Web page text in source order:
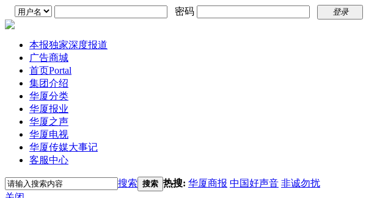
密码 登录
本报独家深度报道
广告商城
首页Portal
集团介绍
华厦分类
华厦报业
华厦之声
华厦电视
华厦传媒大事记
客服中心
搜索 搜索 热搜: 华厦商报 中国好声音 非诚勿扰